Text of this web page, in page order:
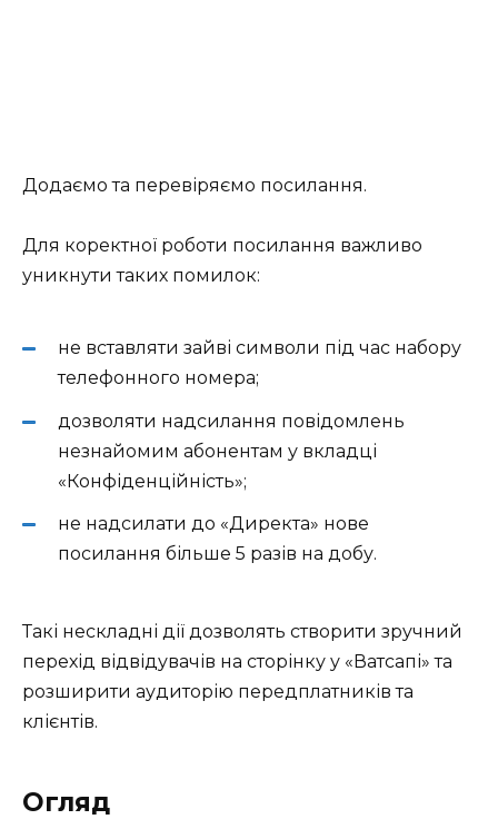
Додаємо та перевіряємо посилання.
Для коректної роботи посилання важливо
уникнути таких помилок:
не вставляти зайві символи під час набору
телефонного номера;
дозволяти надсилання повідомлень
незнайомим абонентам у вкладці
«Конфіденційність»;
не надсилати до «Директа» нове
посилання більше 5 разів на добу.
Такі нескладні дії дозволять створити зручний
перехід відвідувачів на сторінку у «Ватсапі» та
розширити аудиторію передплатників та
клієнтів.
Огляд